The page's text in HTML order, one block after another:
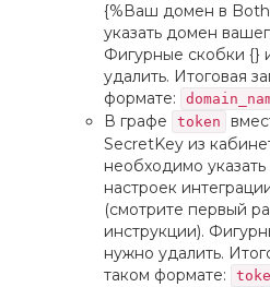
{%Ваш домен в
указать домен
Фигурные скобки {}
удалить. Итоговая
формате:
В графе
token
SecretKey из
необходимо
настроек
(смотрите первый
инструкции).
нужно удалить.
таком формате: